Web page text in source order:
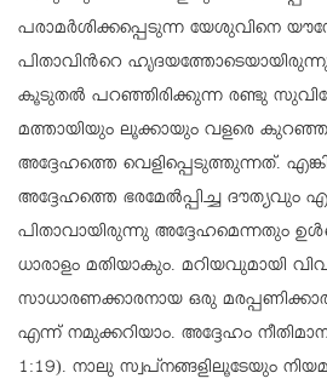
പരാമര്‍ശിക്കപ്പെടുന്ന യേശുവിനെ
പിതാവിന്‍റെ ഹൃദയത്തോടെയായിരുന്നു.
കൂടുതല്‍ പറഞ്ഞിരിക്കുന്ന രണ്ടു
മത്തായിയും ലൂക്കായും വളരെ
അദ്ദേഹത്തെ വെളിപ്പെടുത്തുന്നത്.
അദ്ദേഹത്തെ ഭരമേല്‍പ്പിച്ച ദൗത്യവും
പിതാവായിരുന്നു അദ്ദേഹമെന്നതും
ധാരാളം മതിയാകും. മറിയവുമായി
സാധാരണക്കാരനായ ഒരു
എന്ന് നമുക്കറിയാം. അദ്ദേഹം
1:19). നാലു സ്വപ്നങ്ങളിലൂടേയും